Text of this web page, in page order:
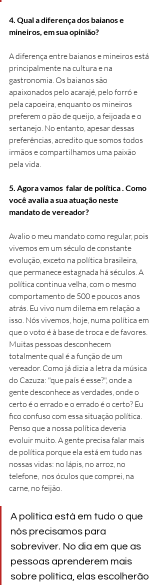
4. Qual a diferença dos baianos e
mineiros, em sua opinião?
A diferença entre baianos e mineiros está
principalmente na cultura e na
gastronomia. Os baianos são
apaixonados pelo acarajé, pelo forró e
pela capoeira, enquanto os mineiros
preferem o pão de queijo, a feijoada e o
sertanejo. No entanto, apesar dessas
preferências, acredito que somos todos
irmãos e compartilhamos uma paixão
pela vida.
5. Agora vamos  falar de política . Como
você avalia a sua atuação neste
mandato de vereador?
Avalio o meu mandato como regular, pois
vivemos em um século de constante
evolução, exceto na política brasileira,
que permanece estagnada há séculos. A
política continua velha, com o mesmo
comportamento de 500 e poucos anos
atrás. Eu vivo num dilema em relação a
isso. Nós vivemos, hoje, numa política em
que o voto é à base de troca e de favores.
Muitas pessoas desconhecem
totalmente qual é a função de um
vereador. Como já dizia a letra da música
do Cazuza: "que país é esse?", onde a
gente desconhece as verdades, onde o
certo é o errado e o errado é o certo? Eu
fico confuso com essa situação política.
Penso que a nossa política deveria
evoluir muito. A gente precisa falar mais
de política porque ela está em tudo nas
nossas vidas: no lápis, no arroz, no
telefone,  nos óculos que comprei, na
carne, no feijão.
A política está em tudo o que
nós precisamos para
sobreviver. No dia em que as
pessoas aprenderem mais
sobre política, elas escolherão